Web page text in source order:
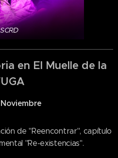
SCRD
en El Muelle de la
de "Reencontrar", capítulo
"Re-existencias".